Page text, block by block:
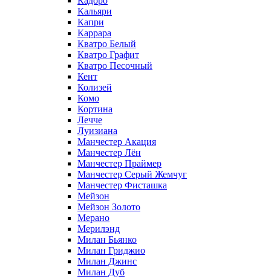
Кальяри
Капри
Каррара
Кватро Белый
Кватро Графит
Кватро Песочный
Кент
Колизей
Комо
Кортина
Лечче
Луизиана
Манчестер Акация
Манчестер Лён
Манчестер Праймер
Манчестер Серый Жемчуг
Манчестер Фисташка
Мейзон
Мейзон Золото
Мерано
Мерилэнд
Милан Бьянко
Милан Гриджио
Милан Джинс
Милан Дуб